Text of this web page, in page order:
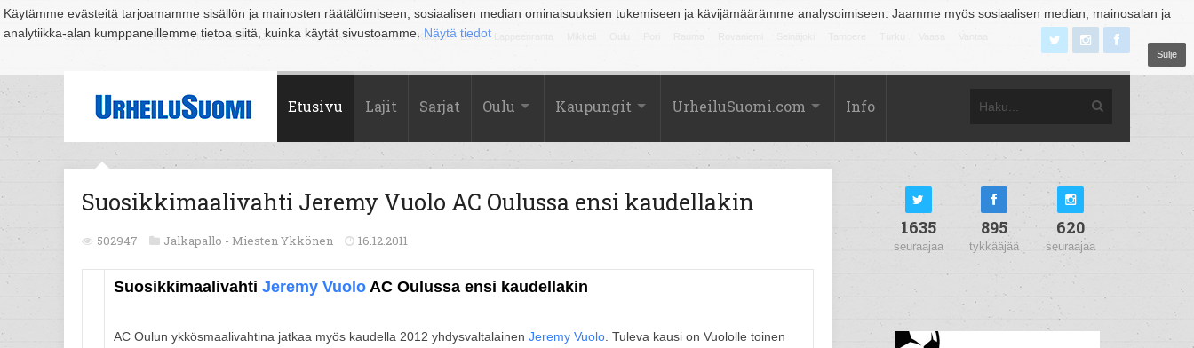
Käytämme evästeitä tarjoamamme sisällön ja mainosten räätälöimiseen, sosiaalisen median ominaisuuksien tukemiseen ja kävijämäärämme analysoimiseen. Jaamme myös sosiaalisen median, mainosalan ja
analytiikka-alan kumppaneillemme tietoa siitä, kuinka käytät sivustoamme. Näytä tiedot
Sulje
Suomi Espoo Helsinki Hämeenlinna Joensuu Jyväskylä Kouvola Kuopio Lahti
Etusivu Lajit Sarjat Oulu Kaupungit UrheiluSuomi.com Info
Suosikkimaalivahti Jeremy Vuolo AC Oulussa ensi kaudellakin
502947 Jalkapallo - Miesten Ykkönen 16.12.2011
Suosikkimaalivahti Jeremy Vuolo AC Oulussa ensi kaudellakin
AC Oulun ykkösmaalivahtina jatkaa myös kaudella 2012 yhdysvaltalainen Jeremy Vuolo . Tuleva kausi on Vuololle toinen
1635
seuraajaa
895
tykkääjää
620
seuraajaa